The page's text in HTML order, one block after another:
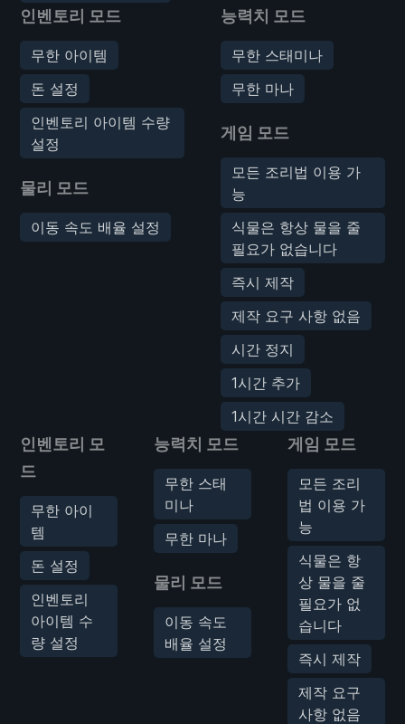
인벤토리 모드
무한 아이템
돈 설정
인벤토리 아이템 수량
설정
물리 모드
이동 속도 배율 설정
능력치 모드
무한 스태미나
무한 마나
게임 모드
모든 조리법 이용 가
능
식물은 항상 물을 줄
필요가 없습니다
즉시 제작
제작 요구 사항 없음
시간 정지
1시간 추가
1시간 시간 감소
인벤토리 모
드
무한 아이
템
돈 설정
인벤토리
아이템 수
량 설정
능력치 모드
무한 스태
미나
무한 마나
물리 모드
이동 속도
배율 설정
게임 모드
모든 조리
법 이용 가
능
식물은 항
상 물을 줄
필요가 없
습니다
즉시 제작
제작 요구
사항 없음